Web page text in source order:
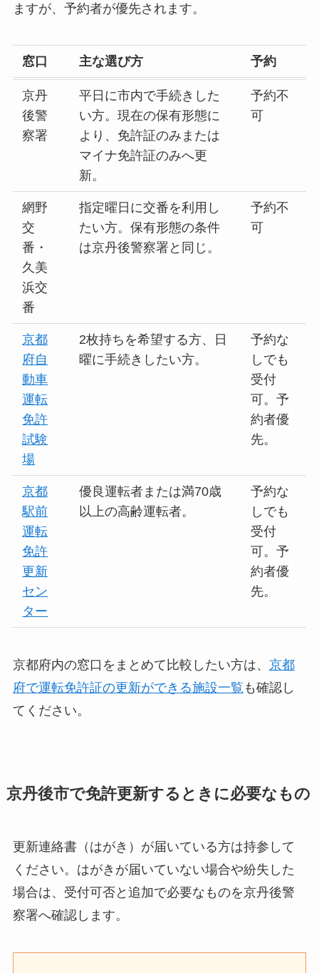
ますが、予約者が優先されます。
窓口 主な選び方 予約
京丹
後警
察署
平日に市内で手続きした
い方。現在の保有形態に
より、免許証のみまたは
マイナ免許証のみへ更
新。
予約不
可
網野
交
番・
久美
浜交
番
指定曜日に交番を利用し
たい方。保有形態の条件
は京丹後警察署と同じ。
予約不
可
京都
府自
動車
運転
免許
試験
場
2枚持ちを希望する方、日
曜に手続きしたい方。
予約な
しでも
受付
可。予
約者優
先。
京都
駅前
運転
免許
更新
セン
ター
優良運転者または満70歳
以上の高齢運転者。
予約な
しでも
受付
可。予
約者優
先。
京都府内の窓口をまとめて比較したい方は、 京都
府で運転免許証の更新ができる施設一覧 も確認し
てください。
京丹後市で免許更新するときに必要なもの
更新連絡書（はがき）が届いている方は持参して
ください。はがきが届いていない場合や紛失した
場合は、受付可否と追加で必要なものを京丹後警
察署へ確認します。